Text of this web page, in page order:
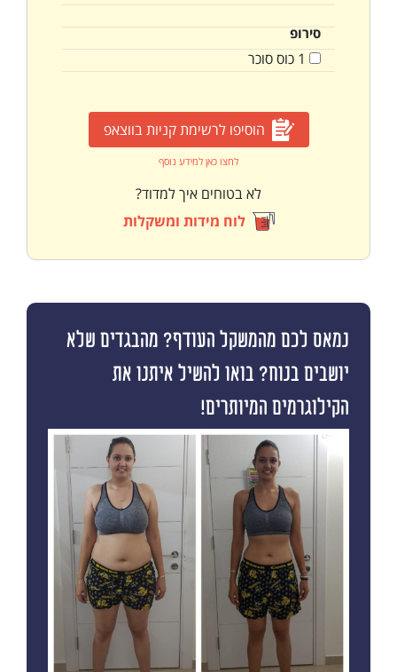
סירופ
1 כוססוכר
הוסיפו לרשימת קניות בווצאפ
לחצו כאן למידע נוסף
לא בטוחים איך למדוד?
לוח מידות ומשקלות
נמאס לכם מהמשקל העודף? מהבגדים שלא
יושבים בנוח? בואו להשיל איתנו את
הקילוגרמים המיותרים!